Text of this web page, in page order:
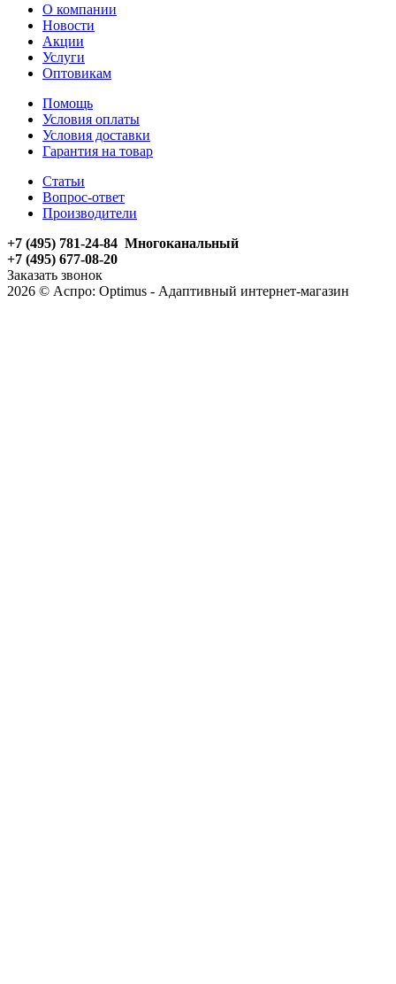
О компании
Новости
Акции
Услуги
Оптовикам
Помощь
Условия оплаты
Условия доставки
Гарантия на товар
Статьи
Вопрос-ответ
Производители
+7 (495) 781-24-84 Многоканальный
+7 (495) 677-08-20
Заказать звонок
2026 © Аспро: Optimus - Адаптивный интернет-магазин